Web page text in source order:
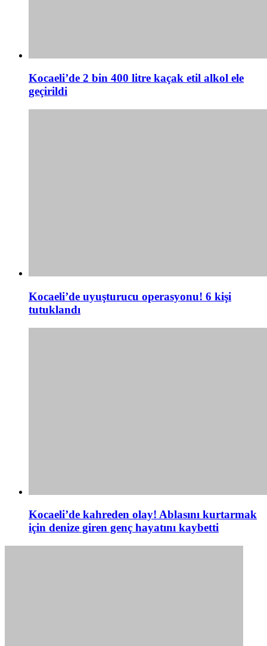
Kocaeli’de 2 bin 400 litre kaçak etil alkol ele
geçirildi
Kocaeli’de uyuşturucu operasyonu! 6 kişi
tutuklandı
Kocaeli’de kahreden olay! Ablasını kurtarmak
için denize giren genç hayatını kaybetti